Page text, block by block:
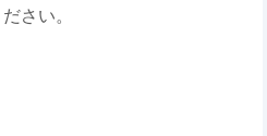
さい。